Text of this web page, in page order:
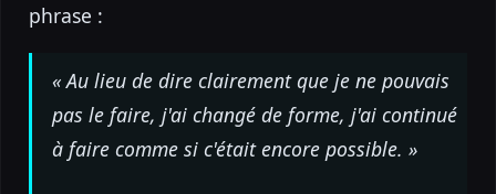
phrase :
« Au lieu de dire clairement que je ne pouvais
pas le faire, j'ai changé de forme, j'ai continué
à faire comme si c'était encore possible. »